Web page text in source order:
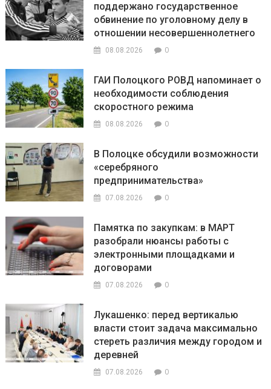
поддержано государственное
обвинение по уголовному делу в
отношении несовершеннолетнего
08.08.2026 0
ГАИ Полоцкого РОВД напоминает о
необходимости соблюдения
скоростного режима
08.08.2026 0
В Полоцке обсудили возможности
«серебряного
предпринимательства»
07.08.2026 0
Памятка по закупкам: в МАРТ
разобрали нюансы работы с
электронными площадками и
договорами
07.08.2026 0
Лукашенко: перед вертикалью
власти стоит задача максимально
стереть различия между городом и
деревней
07.08.2026 0